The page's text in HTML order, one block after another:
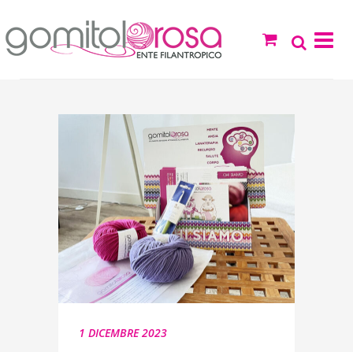
1 DICEMBRE 2023